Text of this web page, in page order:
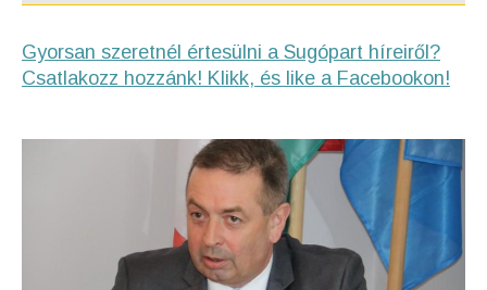
Gyorsan szeretnél értesülni a Sugópart híreiről?
Csatlakozz hozzánk! Klikk, és like a Facebookon!